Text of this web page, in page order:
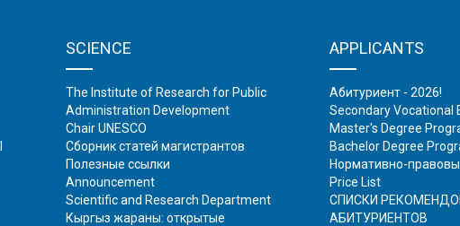
SCIENCE
The Institute of Research for Public
Administration Development
Chair UNESCO
Сборник статей магистрантов
Полезные ссылки
Аnnouncement
Scientific and Research Department
Кыргыз жараны: открытые
APPLICANTS
Абитуриент - 2026!
Secondary Vocational
Master's Degree
Bachelor Degree
Нормативно-
Price List
СПИСКИ
АБИТУРИЕНТОВ